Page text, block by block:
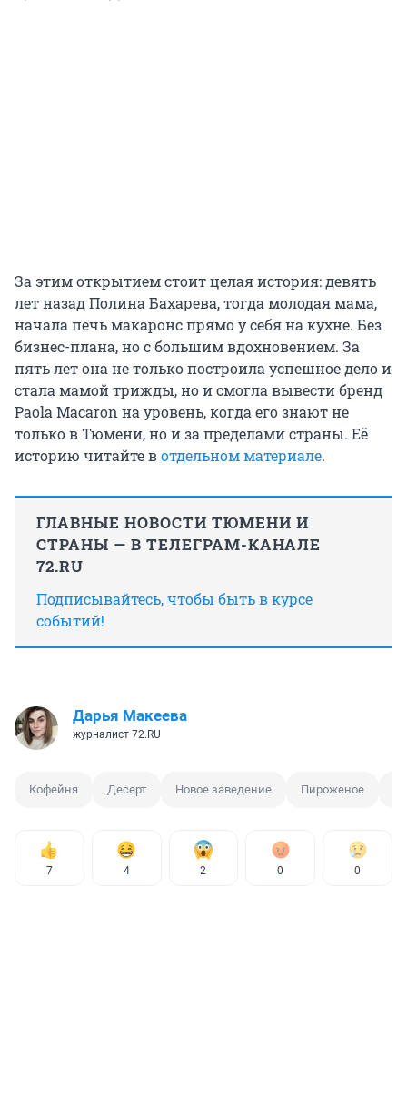
За этим открытием стоит целая история: девять
лет назад Полина Бахарева, тогда молодая мама,
начала печь макаронс прямо у себя на кухне. Без
бизнес-плана, но с большим вдохновением. За
пять лет она не только построила успешное дело и
стала мамой трижды, но и смогла вывести бренд
Paola Macaron на уровень, когда его знают не
только в Тюмени, но и за пределами страны. Её
историю читайте вотдельном материале.
ГЛАВНЫЕ НОВОСТИ ТЮМЕНИ И
СТРАНЫ — В ТЕЛЕГРАМ-КАНАЛЕ
72.RU
Подписывайтесь, чтобы быть в курсе
событий!
Дарья Макеева
журналист 72.RU
Кофейня Десерт Новое заведение Пироженое
7 4 2 0 0